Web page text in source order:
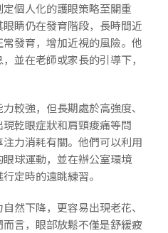
個人化的護眼策略至關重
眼睛仍在發育階段，長時間近
發育，增加近視的風險。他
並在老師或家長的引導下，
較強，但長期處於高強度、
乾眼症狀和肩頸痠痛等問
力消耗有關。他們可以利用
球運動，並在辦公室環境
定時的遠眺練習。
然下降，更容易出現老花、
言，眼部放鬆不僅是舒緩疲